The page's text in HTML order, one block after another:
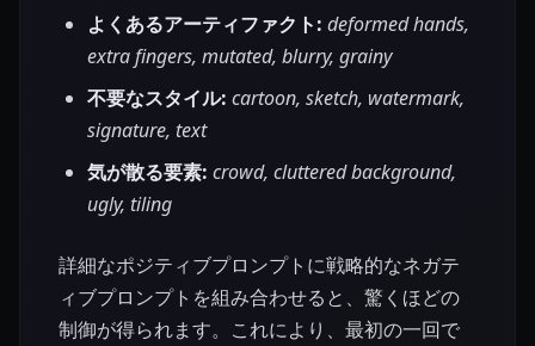
よくあるアーティファクト: deformed hands,
extra fingers, mutated, blurry, grainy
不要なスタイル: cartoon, sketch, watermark,
signature, text
気が散る要素: crowd, cluttered background,
ugly, tiling
詳細なポジティブプロンプトに戦略的なネガテ
ィブプロンプトを組み合わせると、驚くほどの
制御が得られます。これにより、最初の一回で